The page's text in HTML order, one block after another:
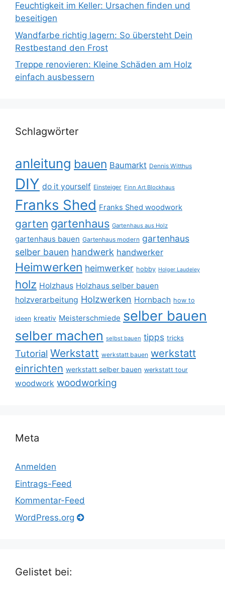
Feuchtigkeit im Keller: Ursachen finden und
beseitigen
Wandfarbe richtig lagern: So übersteht Dein
Restbestand den Frost
Treppe renovieren: Kleine Schäden am Holz
einfach ausbessern
Schlagwörter
anleitung bauen Baumarkt Dennis Witthus
DIY do it yourself Einsteiger Finn Art Blockhaus
Franks Shed Franks Shed woodwork
garten gartenhaus Gartenhaus aus Holz
gartenhaus bauen Gartenhaus modern gartenhaus
selber bauen handwerk handwerker
Heimwerken heimwerker hobby Holger Laudeley
holz Holzhaus Holzhaus selber bauen
holzverarbeitung Holzwerken Hornbach how to
ideen kreativ Meisterschmiede selber bauen
selber machen selbst bauen tipps tricks
Tutorial Werkstatt werkstatt bauen werkstatt
einrichten werkstatt selber bauen werkstatt tour
woodwork woodworking
Meta
Anmelden
Eintrags-Feed
Kommentar-Feed
WordPress.org
Gelistet bei: